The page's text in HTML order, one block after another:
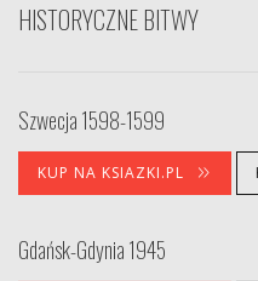
HISTORYCZNE BITWY
Szwecja 1598-1599
KUP NA KSIAZKI.PL
Gdańsk-Gdynia 1945